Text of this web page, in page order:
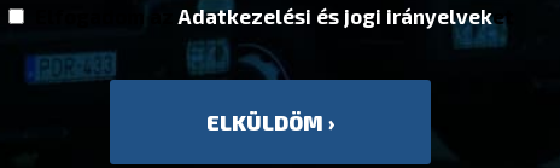
Adatkezelési és jogi irányelveket